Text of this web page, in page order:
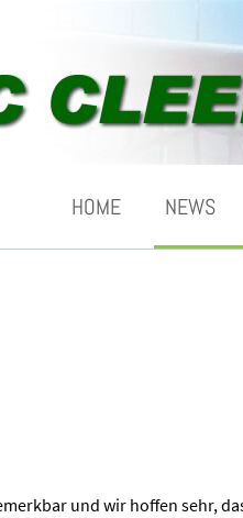
HOME NEWS
und wir hoffen sehr,